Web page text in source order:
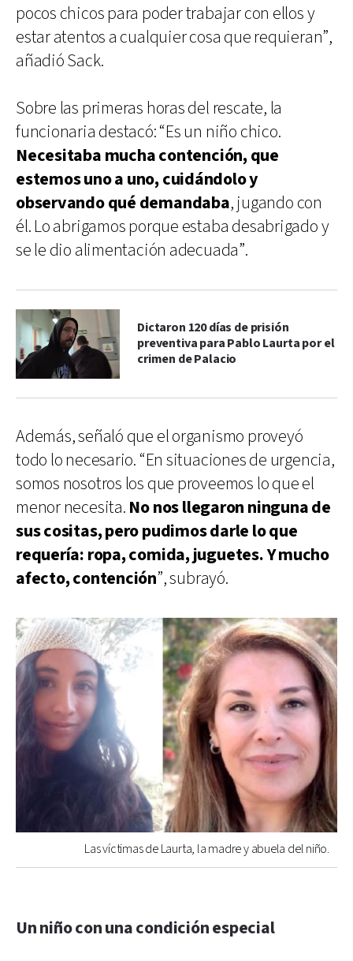
pocos chicos para poder trabajar con ellos y
estar atentos a cualquier cosa que requieran”,
añadió Sack.
Sobre las primeras horas del rescate, la
funcionaria destacó: “Es un niño chico.
Necesitaba mucha contención, que
estemos uno a uno, cuidándolo y
observando qué demandaba, jugando con
él. Lo abrigamos porque estaba desabrigado y
se le dio alimentación adecuada”.
Dictaron 120 días de prisión
preventiva para Pablo Laurta por el
crimen de Palacio
Además, señaló que el organismo proveyó
todo lo necesario. “En situaciones de urgencia,
somos nosotros los que proveemos lo que el
menor necesita. No nos llegaron ninguna de
sus cositas, pero pudimos darle lo que
requería: ropa, comida, juguetes. Y mucho
afecto, contención”, subrayó.
Las víctimas de Laurta, la madre y abuela del niño.
Un niño con una condición especial